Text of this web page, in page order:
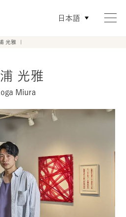
日本語
光雅
光雅
Miura